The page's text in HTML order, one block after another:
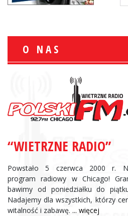
O NAS
“WIETRZNE RADIO”
Powstało 5 czerwca 2000 r.
program radiowy w Chicago!
bawimy od poniedziałku do
Nadajemy dla wszystkich, którzy
witalność i zabawę. ... więcej